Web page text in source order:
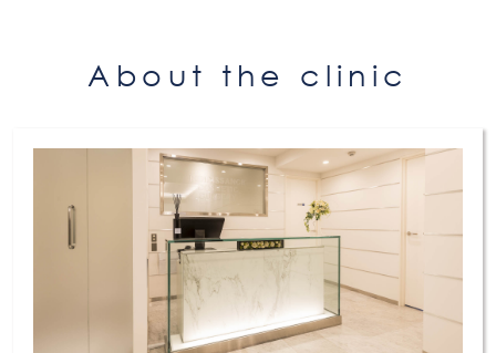
About the clinic